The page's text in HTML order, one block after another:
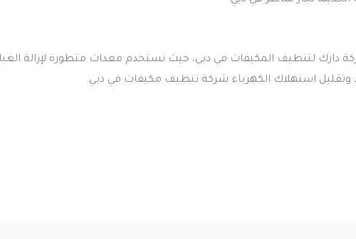
لتنظيف المكيفات في دبي، حيث نستخدم معدات متطورة لإزالة الغبار،
وتقليل استهلاك الكهرباء شركة تنظيف مكيفات في دبي.